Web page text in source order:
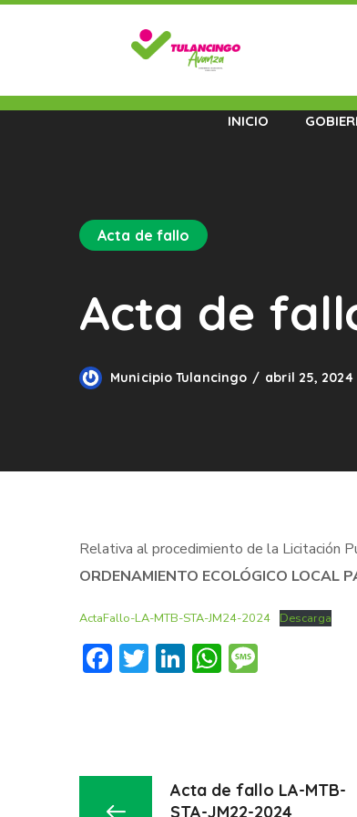
INICIO
Acta de fallo
Acta de
Municipio Tulancingo abril 25, 2024
Relativa al procedimiento de la Licitación
ORDENAMIENTO ECOLÓGICO LOCAL
ActaFallo-LA-MTB-STA-JM24-2024 Descarga
Facebook
Twitter
LinkedIn
WhatsApp
Acta de fallo LA-MTB-
STA-JM22-2024